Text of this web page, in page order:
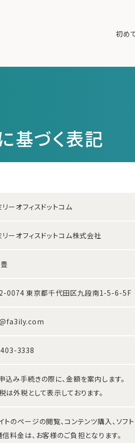
初め
無料
基づく表記
リーオフィスドットコム
リーオフィスドットコム株式会社
0074 東京都千代田区九段南1-5-6-5F
3338
込み手続きの際に、金額を案内します。
は外税として表示しております。
トのページの閲覧、コンテンツ購入、ソ
信料金は、お客様のご負担となります。